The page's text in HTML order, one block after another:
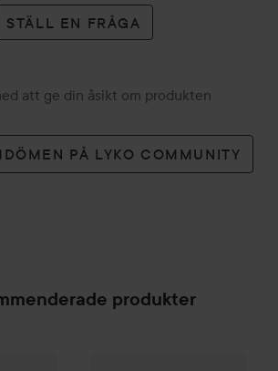
STÄLL EN FRÅGA
att ge din åsikt om produkten
PÅ LYKO COMMUNITY
produkter